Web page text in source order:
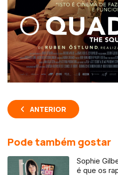
ANTERIOR
Pode também gostar
Sophie
é que os